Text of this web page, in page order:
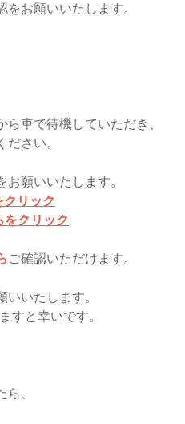
お願いいたします。
ら車で待機していただき、
さい。
お願いいたします。
クリック
をクリック
ご確認いただけます。
いいたします。
すと幸いです。
、